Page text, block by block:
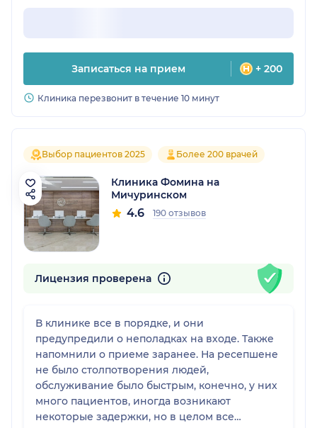
Записаться на прием + 200
Клиника перезвонит в течение 10 минут
Выбор пациентов 2025 Более 200 врачей
Клиника Фомина на
Мичуринском
4.6 190 отзывов
Лицензия проверена
В клинике все в порядке, и они
предупредили о неполадках на входе. Также
напомнили о приеме заранее. На ресепшене
не было столпотворения людей,
обслуживание было быстрым, конечно, у них
много пациентов, иногда возникают
некоторые задержки, но в целом все